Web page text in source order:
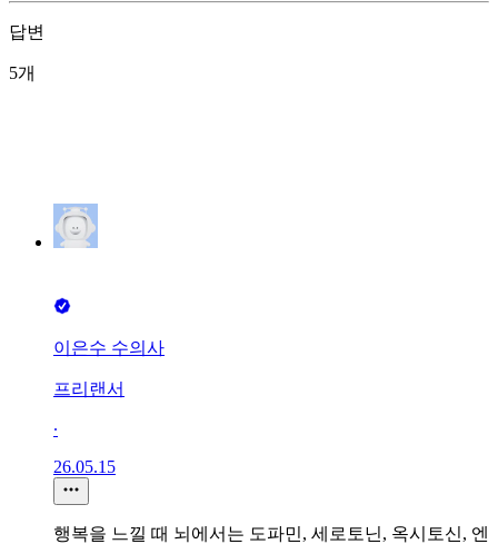
답변
5개
이은수 수의사
프리랜서
∙
26.05.15
행복을 느낄 때 뇌에서는 도파민, 세로토닌, 옥시토신, 엔